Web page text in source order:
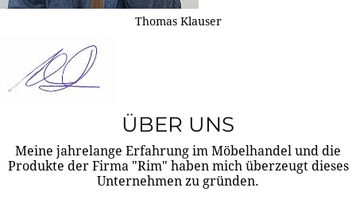
Thomas Klauser
ÜBER UNS
Meine jahrelange Erfahrung im Möbelhandel und die
Produkte der Firma "Rim" haben mich überzeugt dieses
Unternehmen zu gründen.